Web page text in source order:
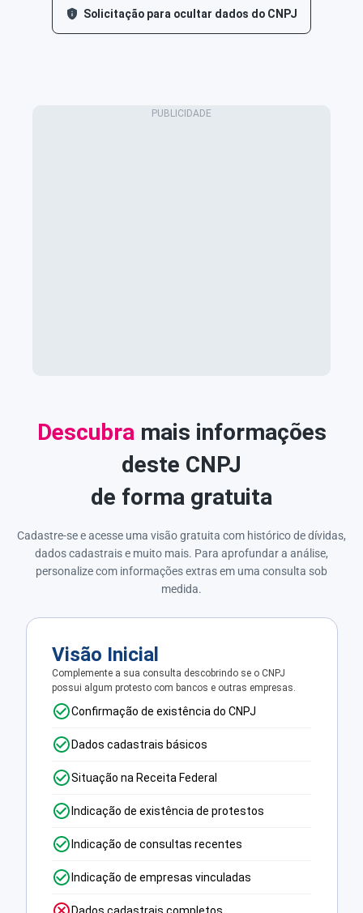
Solicitação para ocultar dados do CNPJ
Descubra mais informações
deste CNPJ
de forma gratuita
Cadastre-se e acesse uma visão gratuita com histórico de dívidas,
dados cadastrais e muito mais. Para aprofundar a análise,
personalize com informações extras em uma consulta sob
medida.
Visão Inicial
Complemente a sua consulta descobrindo se o CNPJ
possui algum protesto com bancos e outras empresas.
Confirmação de existência do CNPJ
Dados cadastrais básicos
Situação na Receita Federal
Indicação de existência de protestos
Indicação de consultas recentes
Indicação de empresas vinculadas